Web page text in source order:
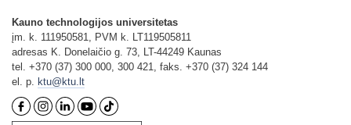
Kauno technologijos universitetas
įm. k. 111950581, PVM k. LT119505811
adresas K. Donelaičio g. 73, LT-44249 Kaunas
tel. +370 (37) 300 000, 300 421, faks. +370 (37) 324 144
el. p. ktu@ktu.lt